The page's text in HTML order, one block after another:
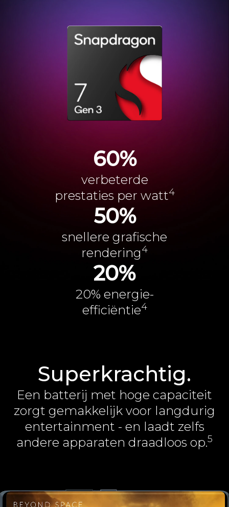
60%
verbeterde
prestaties per watt4
50%
snellere grafische
rendering4
20%
20% energie-
efficiëntie4
Superkrachtig.
Een batterij met hoge capaciteit
zorgt gemakkelijk voor langdurig
entertainment - en laadt zelfs
andere apparaten draadloos op.5